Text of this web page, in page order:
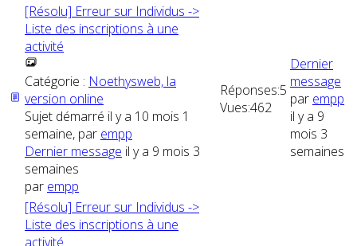
[Résolu] Erreur sur Individus ->
Liste des inscriptions à une
activité
Catégorie : Noethysweb, la
version online
Sujet démarré il y a 10 mois 1
semaine, par empp
Dernier message il y a 9 mois 3
semaines
par empp
Réponses:5
Vues:462
Dernier
message
par empp
il y a 9
mois 3
semaines
[Résolu] Erreur sur Individus ->
Liste des inscriptions à une
activité